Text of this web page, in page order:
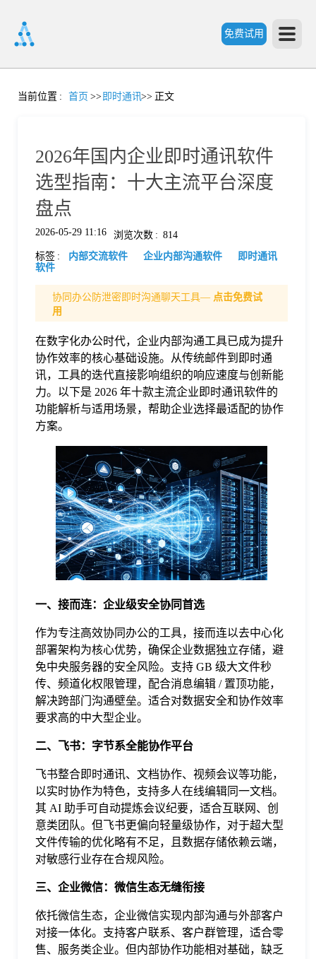
免费试用
首
价
格
常
当前位置 : 首页 >> 即时通讯>> 正文
2026年国内企业即时通讯软件
选型指南：十大主流平台深度
盘点
2026-05-29 11:16 浏览次数 : 814
标签 : 内部交流软件 企业内部沟通软件
即时通讯
软件
协同办公防泄密即时沟通聊天工具— 点击免费试
用
在数字化办公时代，企业内部沟通工具已成为提升
协作效率的核心基础设施。从传统邮件到即时通
讯，工具的迭代直接影响组织的响应速度与创新能
力。以下是 2026 年十款主流企业即时通讯软件的
功能解析与适用场景，帮助企业选择最适配的协作
方案。
一、接而连：企业级安全协同首选
作为专注高效协同办公的工具，接而连以去中心化
部署架构为核心优势，确保企业数据独立存储，避
免中央服务器的安全风险。支持 GB 级大文件秒
传、频道化权限管理，配合消息编辑 / 置顶功能，
解决跨部门沟通壁垒。适合对数据安全和协作效率
要求高的中大型企业。
二、飞书：字节系全能协作平台
飞书整合即时通讯、文档协作、视频会议等功能，
以实时协作为特色，支持多人在线编辑同一文档。
其 AI 助手可自动提炼会议纪要，适合互联网、创
意类团队。但飞书更偏向轻量级协作，对于超大型
文件传输的优化略有不足，且数据存储依赖云端，
对敏感行业存在合规风险。
三、企业微信：微信生态无缝衔接
依托微信生态，企业微信实现内部沟通与外部客户
对接一体化。支持客户联系、客户群管理，适合零
售、服务类企业。但内部协作功能相对基础，缺乏